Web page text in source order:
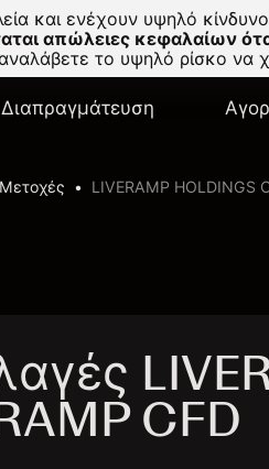
και ενέχουν υψηλό
απώλειες κεφαλαίων
το υψηλό ρίσκο
Διαπραγμάτευση
Μετοχές LIVERAMP HOLDINGS
CFD